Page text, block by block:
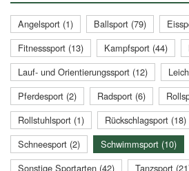
Angelsport (1) Ballsport (79)
Fitnesssport (13)
Kampfsport (44)
Lauf- und Orientierungssport (12)
Pferdesport (2)
Radsport (6)
Rollstuhlsport (1)
Rückschlagsport (18)
Schneesport (2)
Schwimmsport (10)
Sonstige Sportarten (42)
Tanzsport